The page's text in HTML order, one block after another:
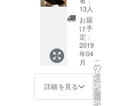
ちゃん
写メ ※
メール
にて送
付致し
ます。
※支援
時、必
ず備考
欄にご
希望の
13人
お届
け予
定：
2019
年04
月
詳細を見る
こ
の
リ
タ
ー
ン
を
選
択